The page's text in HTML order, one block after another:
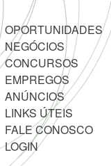
OPORTUNIDADES
NEGÓCIOS
CONCURSOS
EMPREGOS
ANÚNCIOS
LINKS ÚTEIS
FALE CONOSCO
LOGIN